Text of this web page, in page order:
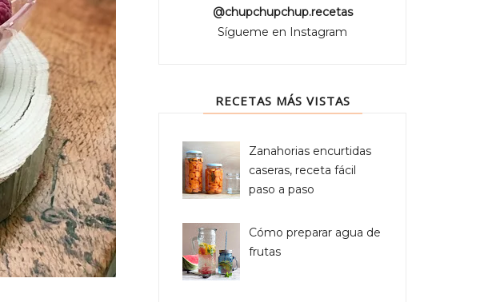
@chupchupchup.recetas
Sígueme en Instagram
RECETAS MÁS VISTAS
Zanahorias encurtidas
caseras, receta fácil
paso a paso
Cómo preparar agua de
frutas